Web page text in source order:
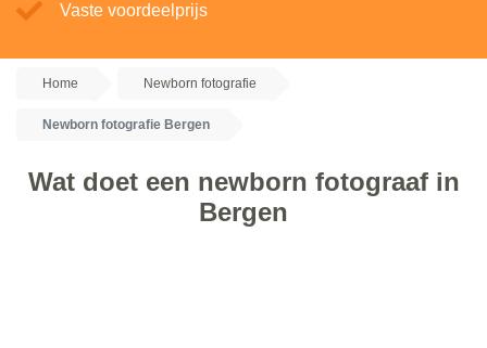
Vaste voordeelprijs
Home Newborn fotografie
Newborn fotografie Bergen
Wat doet een newborn fotograaf in
Bergen